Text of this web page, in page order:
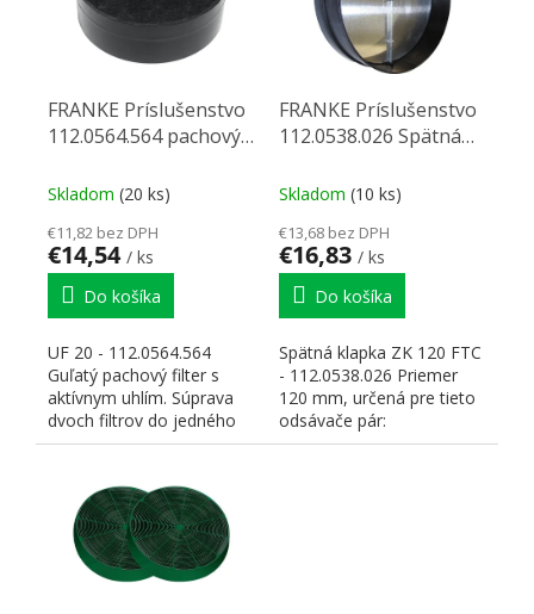
FRANKE Príslušenstvo
112.0564.564 pachový
Skladom (20 ks)
€11,82 bez DPH
€14,54 / ks
Do košíka
UF 20 - 112.0564.564
Guľatý pachový filter s
aktívnym uhlím. Súprava
dvoch filtrov do jedného
digestora.
FRANKE Príslušenstvo
112.0538.026 Spätná
Skladom (10 ks)
€13,68 bez DPH
€16,83 / ks
Do košíka
Spätná klapka ZK 120 FTC
- 112.0538.026 Priemer
120 mm, určená pre tieto
odsávače pár: